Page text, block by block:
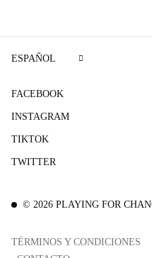
© 2026 PLAYING FOR
TÉRMINOS Y CONDICIONES
FACEBOOK
INSTAGRAM
TIKTOK
TWITTER
ESPAÑOL